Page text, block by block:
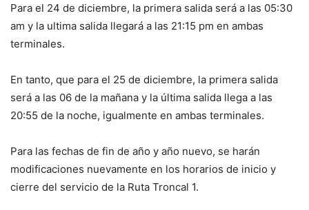
Para el 24 de diciembre, la primera salida será a las 05:30
am y la ultima salida llegará a las 21:15 pm en ambas
terminales.
En tanto, que para el 25 de diciembre, la primera salida
será a las 06 de la mañana y la última salida llega a las
20:55 de la noche, igualmente en ambas terminales.
Para las fechas de fin de año y año nuevo, se harán
modificaciones nuevamente en los horarios de inicio y
cierre del servicio de la Ruta Troncal 1.